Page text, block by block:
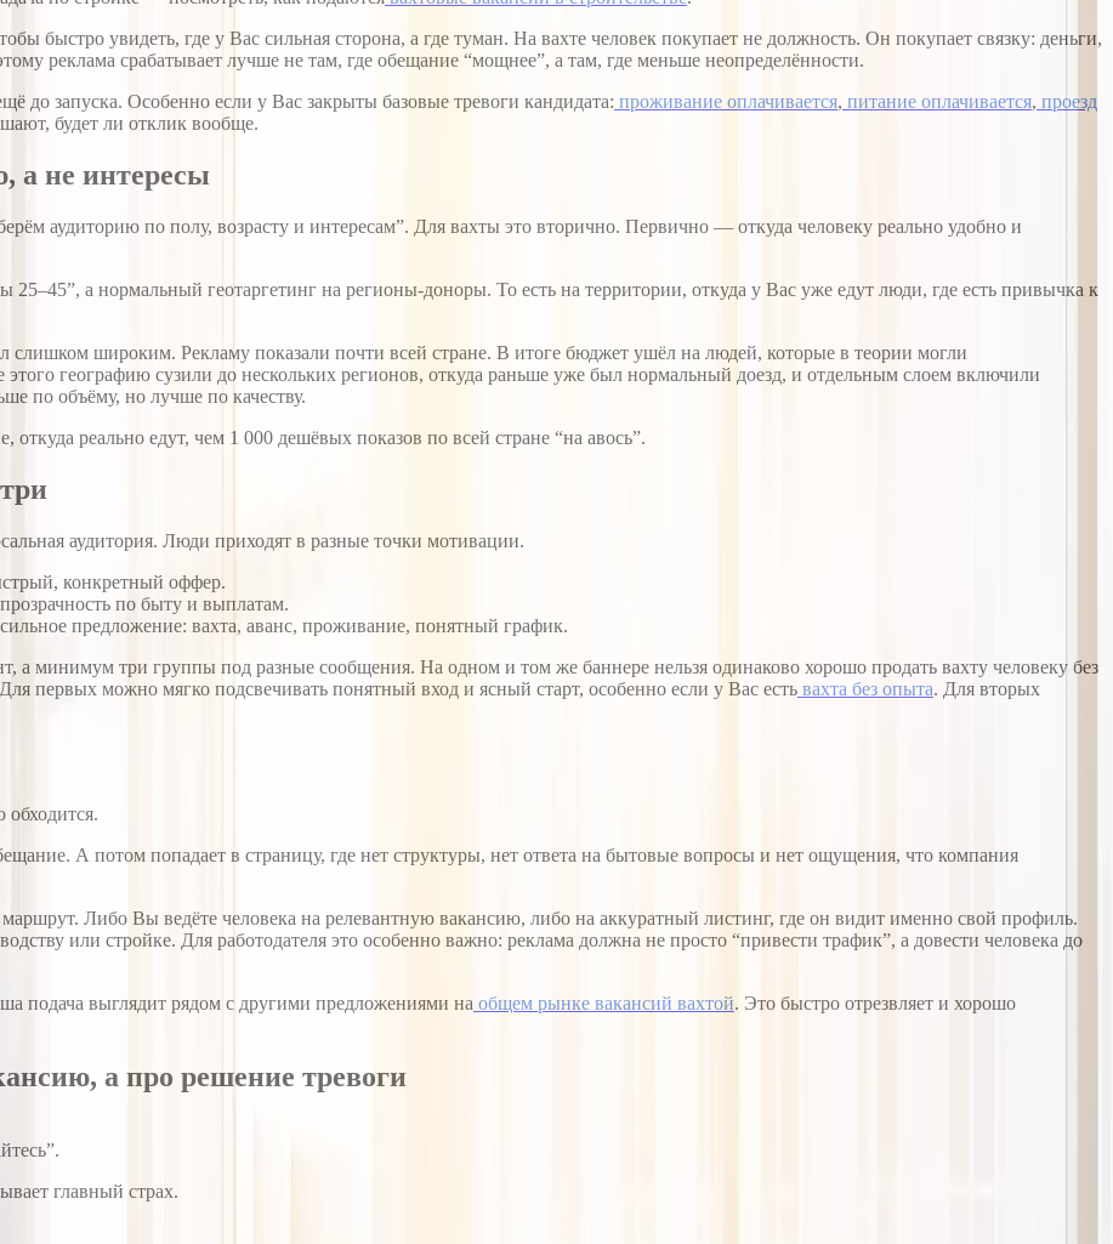
быстро увидеть, где у Вас сильная сторона, а где туман. На вахте человек покупает не должность. Он покупает связку: деньги,
реклама срабатывает лучше не там, где обещание “мощнее”, а там, где меньше неопределённости.
до запуска. Особенно если у Вас закрыты базовые тревоги кандидата: проживание оплачивается, питание оплачивается, проезд
будет ли отклик вообще.
а не интересы
аудиторию по полу, возрасту и интересам”. Для вахты это вторично. Первично — откуда человеку реально удобно и
а нормальный геотаргетинг на регионы-доноры. То есть на территории, откуда у Вас уже едут люди, где есть привычка к
широким. Рекламу показали почти всей стране. В итоге бюджет ушёл на людей, которые в теории могли
этого географию сузили до нескольких регионов, откуда раньше уже был нормальный доезд, и отдельным слоем включили
по объёму, но лучше по качеству.
реально едут, чем 1 000 дешёвых показов по всей стране “на авось”.
аудитория. Люди приходят в разные точки мотивации.
конкретный оффер.
по быту и выплатам.
предложение: вахта, аванс, проживание, понятный график.
а минимум три группы под разные сообщения. На одном и том же баннере нельзя одинаково хорошо продать вахту человеку без
первых можно мягко подсвечивать понятный вход и ясный старт, особенно если у Вас есть вахта без опыта. Для вторых
обходится.
А потом попадает в страницу, где нет структуры, нет ответа на бытовые вопросы и нет ощущения, что компания
Либо Вы ведёте человека на релевантную вакансию, либо на аккуратный листинг, где он видит именно свой профиль.
или стройке. Для работодателя это особенно важно: реклама должна не просто “привести трафик”, а довести человека до
подача выглядит рядом с другими предложениями на общем рынке вакансий вахтой. Это быстро отрезвляет и хорошо
а про решение тревоги
главный страх.